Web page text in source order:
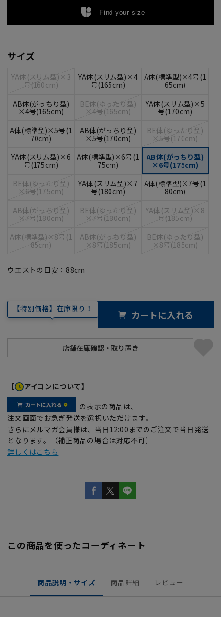
Find your size
サイズ
YA体(スリム型)×3
号(160cm)
YA体(スリム型)×4
号(165cm)
A体(標準型)×4号(1
65cm)
AB体(がっちり型)
×4号(165cm)
BE体(ゆったり型)
×4号(165cm)
YA体(スリム型)×5
号(170cm)
A体(標準型)×5号(1
70cm)
AB体(がっちり型)
×5号(170cm)
BE体(ゆったり型)
×5号(170cm)
YA体(スリム型)×6
号(175cm)
A体(標準型)×6号(1
75cm)
AB体(がっちり型)
×6号(175cm)
BE体(ゆったり型)
×6号(175cm)
YA体(スリム型)×7
号(180cm)
A体(標準型)×7号(1
80cm)
AB体(がっちり型)
×7号(180cm)
BE体(ゆったり型)
×7号(180cm)
YA体(スリム型)×8
号(185cm)
A体(標準型)×8号(1
85cm)
AB体(がっちり型)
×8号(185cm)
BE体(ゆったり型)
×8号(185cm)
ウエストの目安： 88cm
【特別価格】在庫限り！ カートに入れる
【 アイコンについて】
の表示の商品は、
注文画面でお急ぎ発送を選択いただけます。
さらにメルマガ会員様は、当日12:00までのご注文で当日発送
となります。（補正商品の場合は対応不可）
詳しくはこちら
この商品を使ったコーディネート
商品説明・サイズ 商品詳細 レビュー